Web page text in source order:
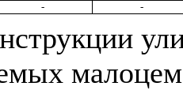
- -